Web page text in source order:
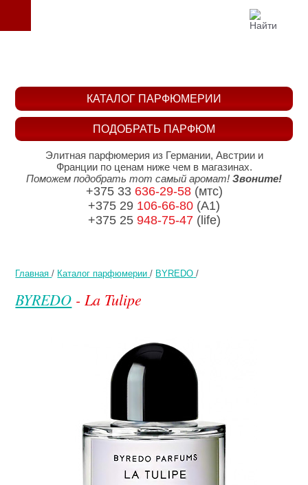
Главная / Каталог парфюмерии / BYREDO /
BYREDO - La Tulipe
ПОДОБРАТЬ ПАРФЮМ
КАТАЛОГ ПАРФЮМЕРИИ
Элитная парфюмерия из Германии, Австрии и
Франции по ценам ниже чем в магазинах.
Поможем подобрать тот самый аромат! Звоните!
+375 33 636-29-58(мтс)
+375 29 106-66-80 (A1)
+375 25 948-75-47(life)